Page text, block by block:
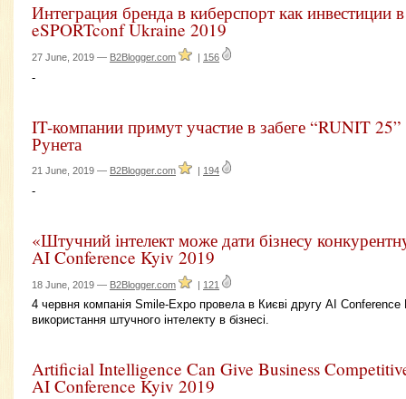
Интеграция бренда в киберспорт как инвестиции
eSPORTconf Ukraine 2019
27 June, 2019 — B2Blogger.com 156
-
IT-компании примут участие в забеге “RUNIT 25”
Рунета
21 June, 2019 — B2Blogger.com 194
-
«Штучний інтелект може дати бізнесу
AI Conference Kyiv 2019
18 June, 2019 — B2Blogger.com | 121
4 червня компанія Smile-Expo провела в Києві другу AI
використання штучного інтелекту в бізнесі.
Artificial Intelligence Can Give Business
AI Conference Kyiv 2019